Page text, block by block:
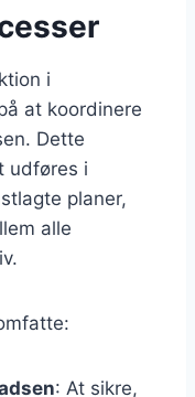
i
at koordinere
Dette
udføres i
planer,
alle
: At sikre,